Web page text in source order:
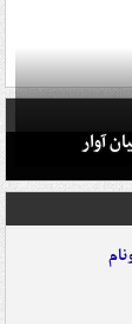
آوار